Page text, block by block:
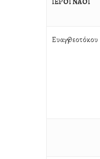
Ευαγγ. Θεοτόκου